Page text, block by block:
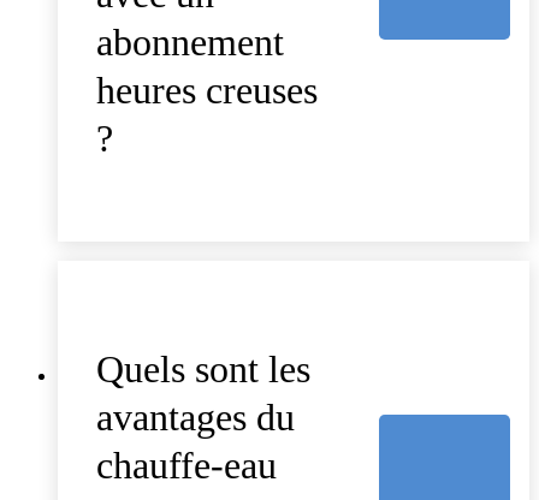
abonnement
heures creuses
?
Quels sont les
avantages du
chauffe-eau